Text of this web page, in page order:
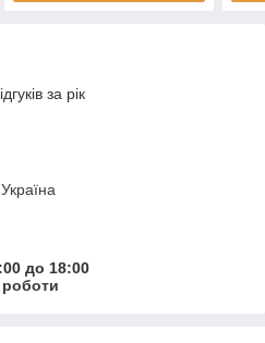
за рік
до 18:00
роботи